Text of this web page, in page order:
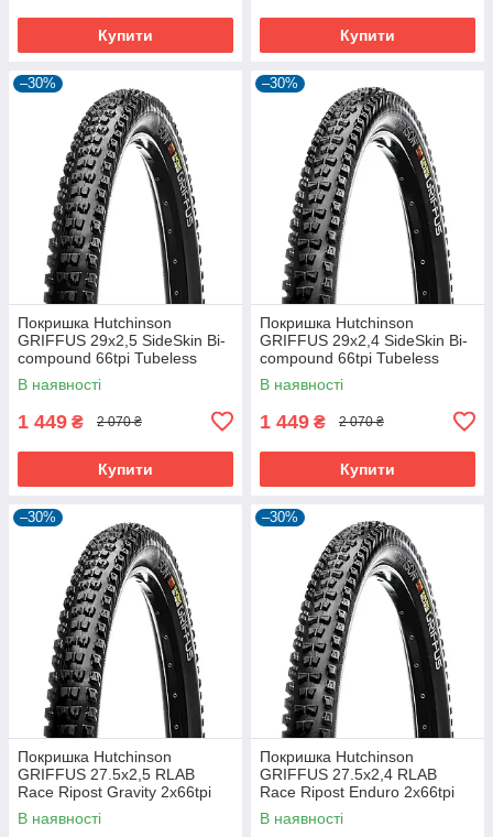
Купити Купити
–30%
Покришка Hutchinson
GRIFFUS 29х2,5 SideSkin Bi-
compound 66tpi Tubeless
Ready Складна Black
В наявності
1 449 ₴ 2 070 ₴
Купити
–30%
Покришка Hutchinson
GRIFFUS 29х2,4 SideSkin Bi-
compound 66tpi Tubeless
Ready Складана Black
В наявності
1 449 ₴ 2 070 ₴
Купити
–30%
Покришка Hutchinson
GRIFFUS 27.5х2,5 RLAB
Race Ripost Gravity 2x66tpi
Tubeless Ready Складна
Black
В наявності
–30%
Покришка Hutchinson
GRIFFUS 27.5х2,4 RLAB
Race Ripost Enduro 2x66tpi
Tubeless Ready Складна
Black
В наявності